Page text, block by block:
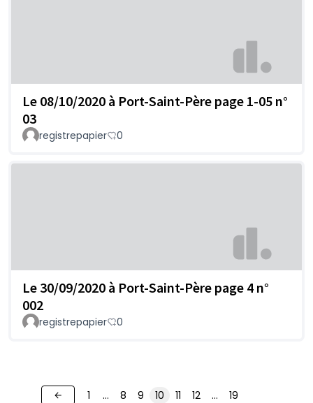
Le 08/10/2020 à Port-Saint-Père page 1-05 n°
03
registrepapier 0
Le 30/09/2020 à Port-Saint-Père page 4 n°
002
registrepapier 0
1 … 8 9 10 11 12 … 19